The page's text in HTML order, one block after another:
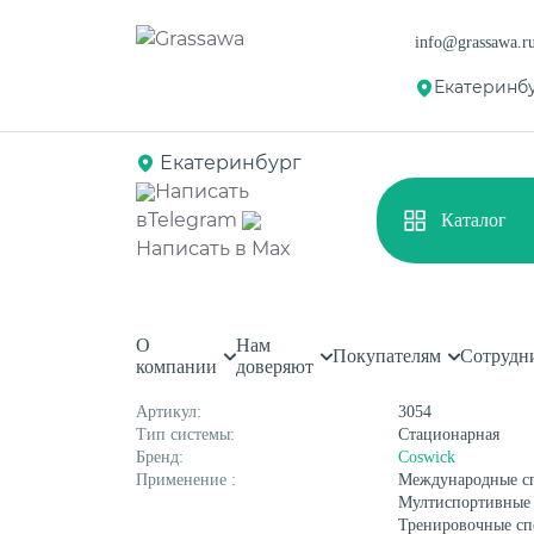
Екатеринбург
Написать
вTelegram
Написать в Max
Каталог
О
компании
Нам
доверяют
Покупателям
Спортивная
Декоративная
Цветная
Монофиламентная
Фибриллированная
Главная Каталог Спортивные покрытия
Характеристики
Артикул:
3054
Тип системы:
Стационарная
Бренд:
Coswick
Применение :
Международные
Мултиспортивные
Тренировочные